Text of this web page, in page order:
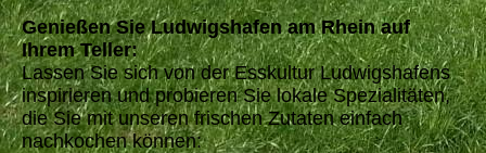
Genießen Sie Ludwigshafen am Rhein auf
Ihrem Teller:
Lassen Sie sich von der Esskultur Ludwigshafens
inspirieren und probieren Sie lokale Spezialitäten,
die Sie mit unseren frischen Zutaten einfach
nachkochen können: